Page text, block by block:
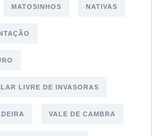
MATOSINHOS NATIVAS
LIVRE DE INVASORAS
VALE DE CAMBRA